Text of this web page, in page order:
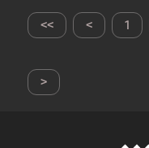
>> > 1
<